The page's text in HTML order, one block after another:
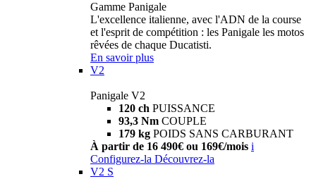
Gamme Panigale
L'excellence italienne, avec l'ADN de la course
et l'esprit de compétition : les Panigale les motos
rêvées de chaque Ducatisti.
En savoir plus
V2
Panigale V2
120 ch PUISSANCE
93,3 Nm COUPLE
179 kg POIDS SANS CARBURANT
À partir de 16 490€ ou 169€/mois i
Configurez-la Découvrez-la
V2 S